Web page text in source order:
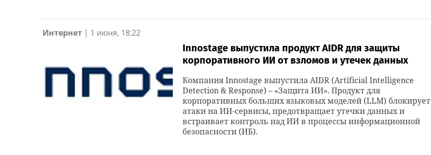
Интернет | 1 июня, 18:22
Innostage выпустила продукт AIDR для защиты
корпоративного ИИ от взломов и утечек данных
Компания Innostage выпустила AIDR (Artificial Intelligence
Detection & Response) – «Защита ИИ». Продукт для
корпоративных больших языковых моделей (LLM) блокирует
атаки на ИИ-сервисы, предотвращает утечки данных и
встраивает контроль над ИИ в процессы информационной
безопасности (ИБ).